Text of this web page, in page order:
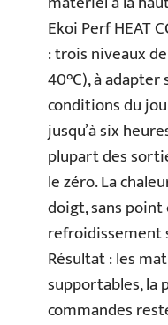
Ekoi Perf HEAT
: trois niveaux
40°C), à
conditions du
jusqu’à six
plupart des
le zéro. La
doigt, sans point
refroidissement
Résultat : les
supportables, la
commandes